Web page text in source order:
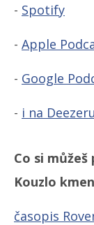
- Spotify
- Apple
- Google
- i na Deezeru
Co si
Kouzlo
časopis